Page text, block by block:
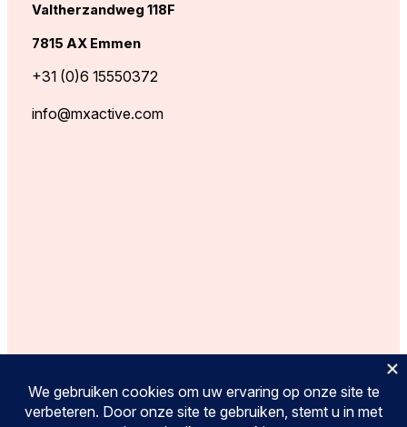
Valtherzandweg 118F
7815 AX Emmen
+31 (0)6 15550372
info@mxactive.com